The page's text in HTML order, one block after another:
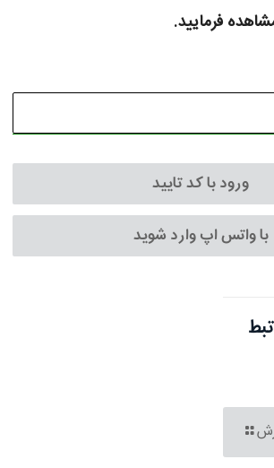
فرمایید.
ورود با کد تایید
با واتس اپ وارد شوید